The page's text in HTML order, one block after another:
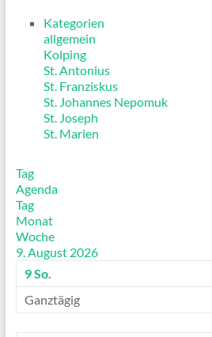
Kategorien
allgemein
Kolping
St. Antonius
St. Franziskus
St. Johannes Nepomuk
St. Joseph
St. Marien
Tag
Agenda
Tag
Monat
Woche
9. August 2026
9So.
Ganztägig